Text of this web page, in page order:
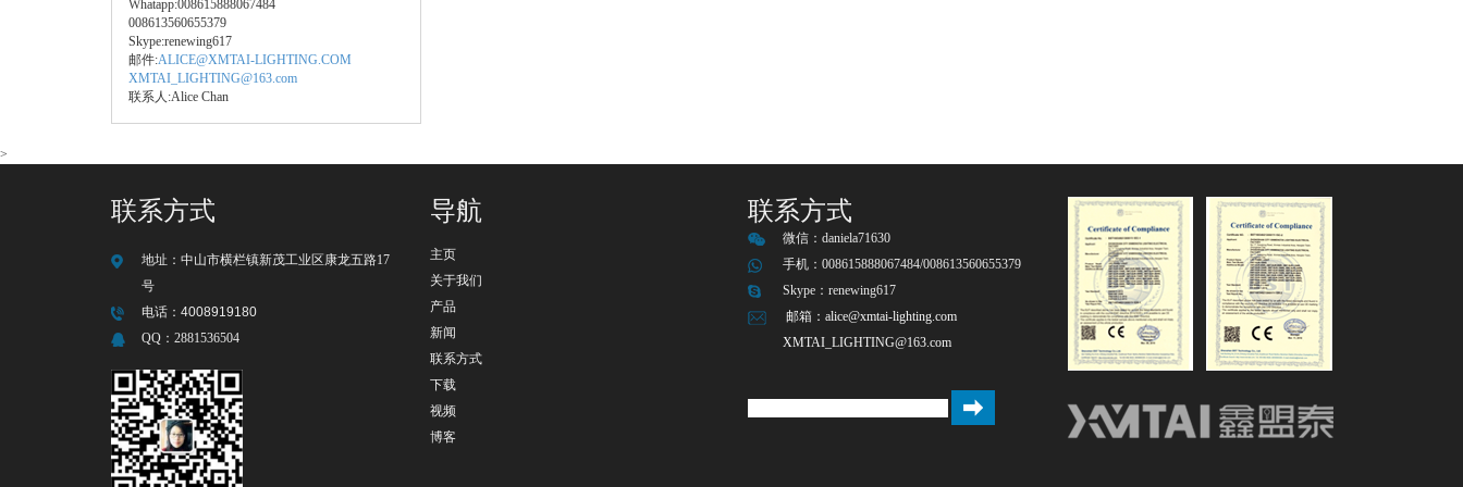
Whatapp:008615888067484
008613560655379
Skype:renewing617
邮件:ALICE@XMTAI-LIGHTING.COM
XMTAI_LIGHTING@163.com
联系人:Alice Chan
>
联系方式
地址： 中山市横栏镇新茂工业区康龙五路17
号
电话： 4008919180
QQ： 2881536504
导航
主页
关于我们
产品
新闻
联系方式
下载
视频
博客
联系方式
微信： daniela71630
手机：008615888067484/008613560655379
Skype： renewing617
邮箱： alice@xmtai-lighting.com
XMTAI_LIGHTING@163.com